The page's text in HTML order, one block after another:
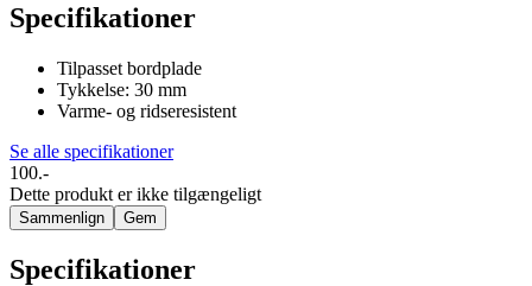
Specifikationer
Tilpasset bordplade
Tykkelse: 30 mm
Varme- og ridseresistent
Se alle specifikationer
100.-
Dette produkt er ikke tilgængeligt
Sammenlign Gem
Specifikationer